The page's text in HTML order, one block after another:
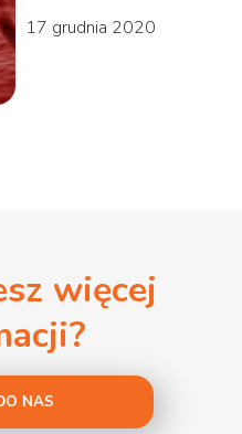
17 grudnia 2020
więcej
NAS